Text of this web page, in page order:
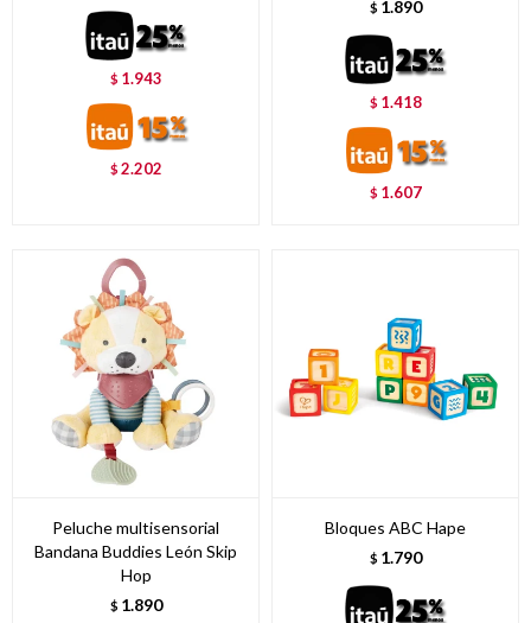
$ 1.943
$2.202
$ 1.890
$ 1.418
$ 1.607
Peluche multisensorial
Bandana Buddies León Skip
Hop
$ 1.890
Bloques ABC Hape
$ 1.790